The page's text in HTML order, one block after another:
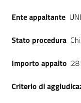
Ente appaltante
Stato procedura
Importo appalto
Criterio di